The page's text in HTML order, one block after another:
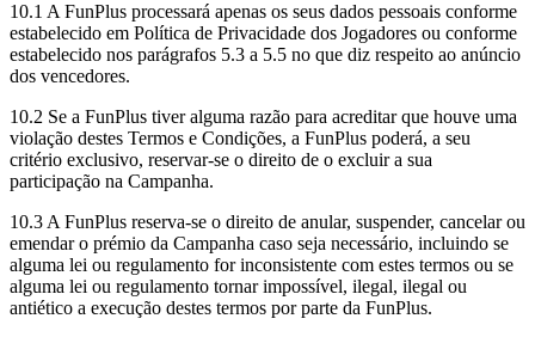
10.1 A FunPlus processará apenas os seus dados pessoais conforme
estabelecido em Política de Privacidade dos Jogadores ou conforme
estabelecido nos parágrafos 5.3 a 5.5 no que diz respeito ao anúncio
dos vencedores.
10.2 Se a FunPlus tiver alguma razão para acreditar que houve uma
violação destes Termos e Condições, a FunPlus poderá, a seu
critério exclusivo, reservar-se o direito de o excluir a sua
participação na Campanha.
10.3 A FunPlus reserva-se o direito de anular, suspender, cancelar ou
emendar o prémio da Campanha caso seja necessário, incluindo se
alguma lei ou regulamento for inconsistente com estes termos ou se
alguma lei ou regulamento tornar impossível, ilegal, ilegal ou
antiético a execução destes termos por parte da FunPlus.